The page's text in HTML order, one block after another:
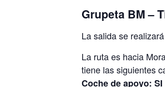
Grupeta BM –
La salida se
La ruta es hacia
tiene las siguientes
Coche de apoyo: SI